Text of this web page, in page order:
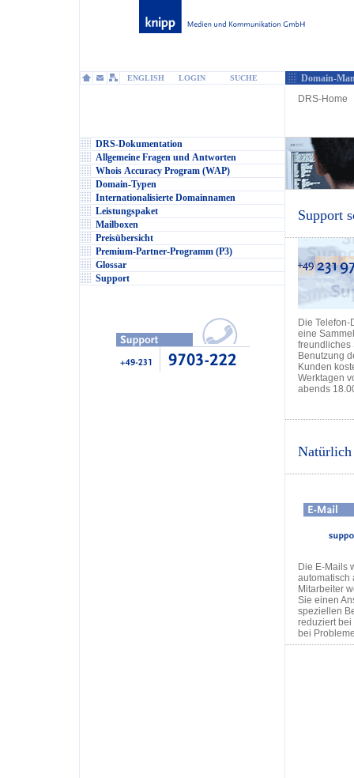
ENGLISH LOGIN SUCHE
Domain-
DRS-Home
DRS-Dokumentation
Allgemeine Fragen und Antworten
Whois Accuracy Program (WAP)
Domain-Typen
Internationalisierte Domainnamen
Leistungspaket
Mailboxen
Preisübersicht
Premium-Partner-Programm (P3)
Glossar
Support
Support
Die
eine
freundliches
Benutzung
Kunden
Werktagen
abends
Natürlich
Die E-Mails
automatisch
Mitarbeiter
Sie einen
speziellen
reduziert
bei